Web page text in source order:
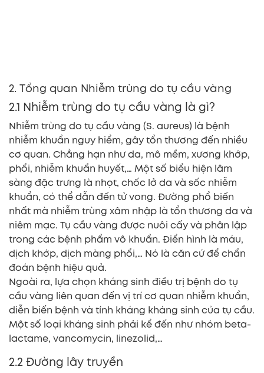
2. Tổng quan Nhiễm trùng do tụ cầu vàng
2.1 Nhiễm trùng do tụ cầu vàng là gì?
Nhiễm trùng do tụ cầu vàng (S. aureus) là bệnh
nhiễm khuẩn nguy hiểm, gây tổn thương đến nhiều
cơ quan. Chẳng hạn như da, mô mềm, xương khớp,
phổi, nhiễm khuẩn huyết,… Một số biểu hiện lâm
sàng đặc trưng là nhọt, chốc lở da và sốc nhiễm
khuẩn, có thể dẫn đến tử vong. Đường phổ biến
nhất mà nhiễm trùng xâm nhập là tổn thương da và
niêm mạc. Tụ cầu vàng được nuôi cấy và phân lập
trong các bệnh phẩm vô khuẩn. Điển hình là máu,
dịch khớp, dịch màng phổi,… Nó là căn cứ để chẩn
đoán bệnh hiệu quả.
Ngoài ra, lựa chọn kháng sinh điều trị bệnh do tụ
cầu vàng liên quan đến vị trí cơ quan nhiễm khuẩn,
diễn biến bệnh và tính kháng kháng sinh của tụ cầu.
Một số loại kháng sinh phải kể đến như nhóm beta-
lactame, vancomycin, linezolid,…
2.2 Đường lây truyền